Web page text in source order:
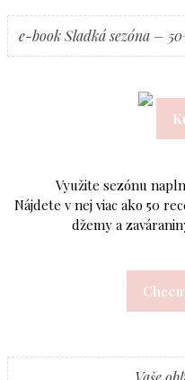
e-book Sladká sezóna –
Využite sezónu
Nájdete v nej viac ako 50
džemy a